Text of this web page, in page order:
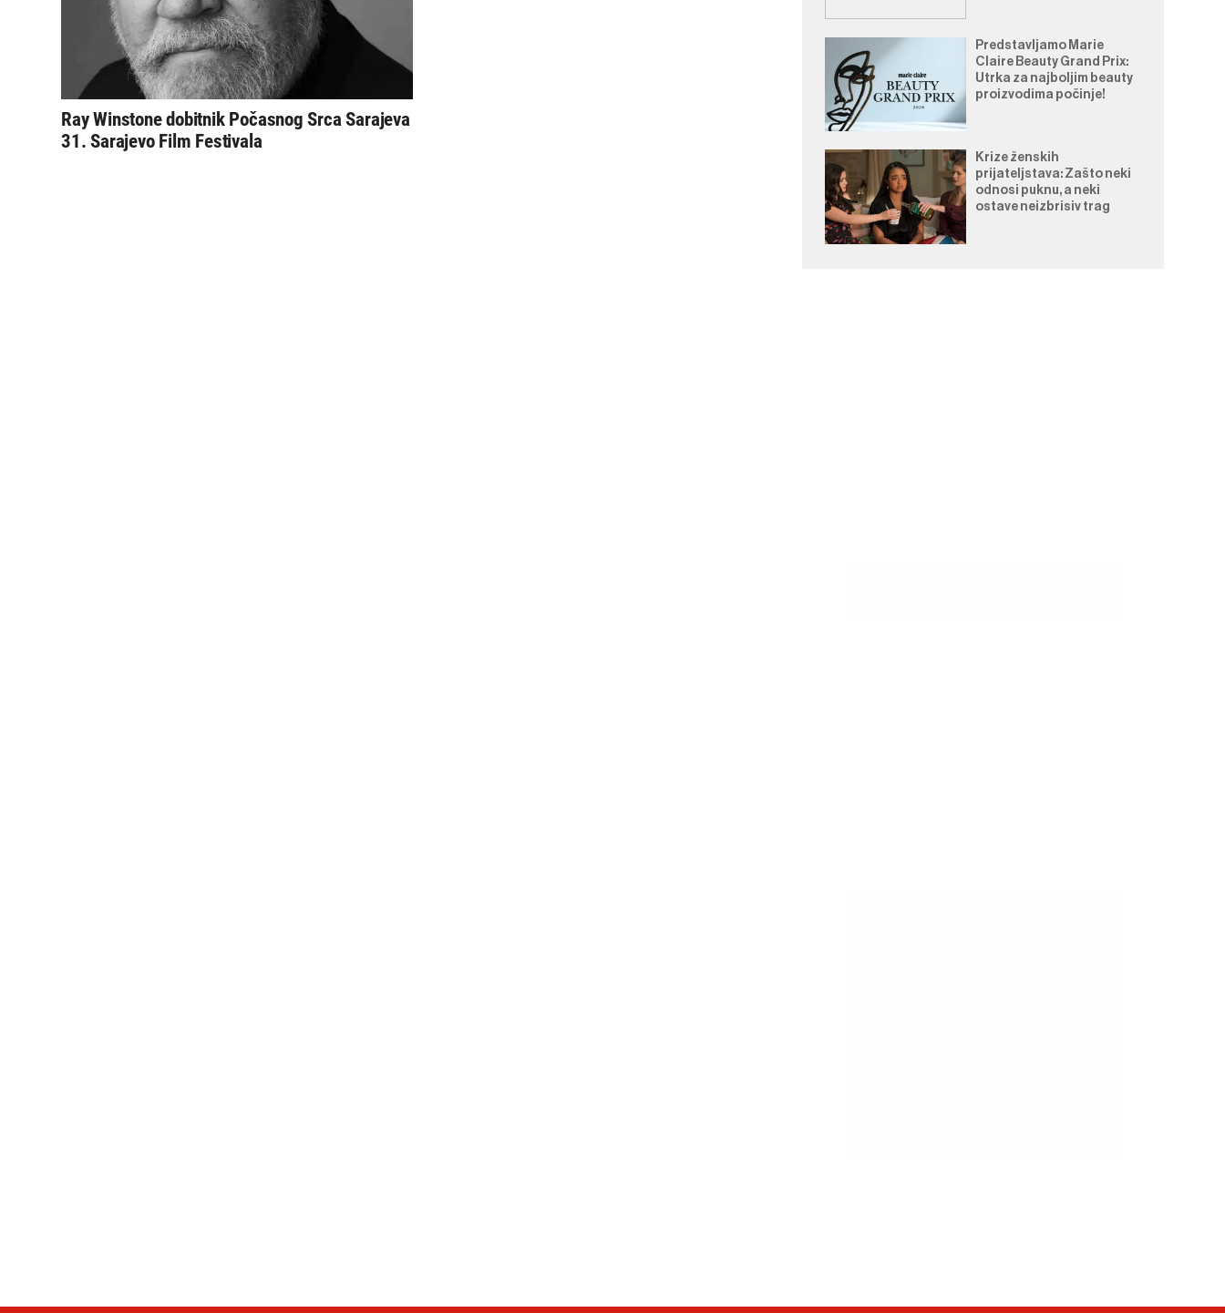
Ray Winstone dobitnik Počasnog Srca Sarajeva
31. Sarajevo Film Festivala
Predstavljamo Marie
Claire Beauty Grand Prix:
Utrka za najboljim beauty
proizvodima počinje!
Krize ženskih
prijateljstava: Zašto neki
odnosi puknu, a neki
ostave neizbrisiv trag